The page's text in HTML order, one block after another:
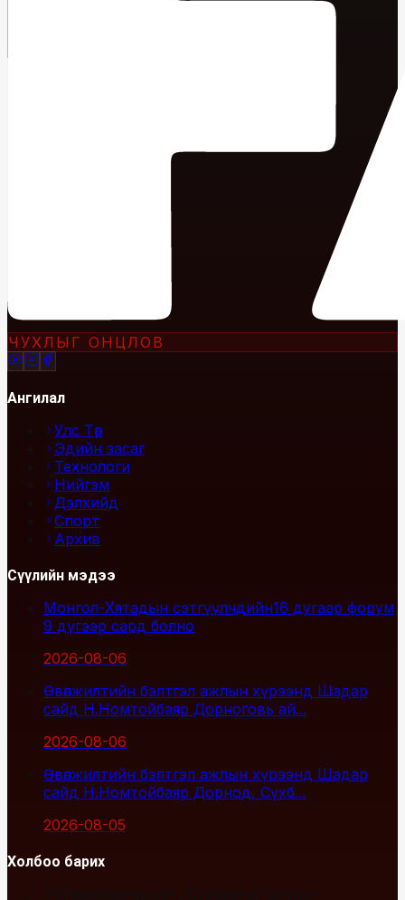
ЧУХЛЫГ ОНЦЛОВ
Ангилал
Улс Төр
Эдийн засаг
Технологи
Нийгэм
Дэлхийд
Спорт
Архив
Сүүлийн мэдээ
Монгол-Хятадын сэтгүүлчдийн16 дугаар форум
9 дүгээр сард болно
2026-08-06
Өвөлжилтийн бэлтгэл ажлын хүрээнд Шадар
сайд Н.Номтойбаяр Дорноговь ай...
2026-08-06
Өвөлжилтийн бэлтгэл ажлын хүрээнд Шадар
сайд Н.Номтойбаяр Дорнод, Сүхб...
2026-08-05
Холбоо барих